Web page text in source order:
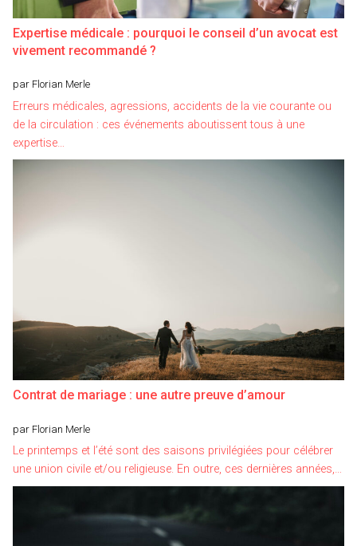
Expertise médicale : pourquoi le conseil d’un avocat est
vivement recommandé ?
par Florian Merle
Erreurs médicales, agressions, accidents de la vie courante ou
de la circulation : ces événements aboutissent tous à une
expertise…
Contrat de mariage : une autre preuve d’amour
par Florian Merle
Le printemps et l’été sont des saisons privilégiées pour célébrer
une union civile et/ou religieuse. En outre, ces dernières années,…